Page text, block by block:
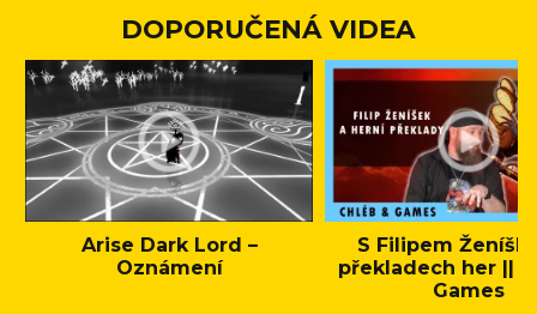
DOPORUČENÁ VIDEA
Arise Dark Lord –
Oznámení
S Filipem
překladech her ||
Games